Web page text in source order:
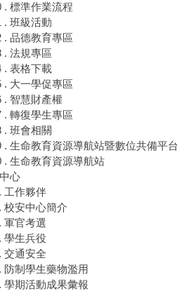
. 標準作業流程
. 班級活動
. 品德教育專區
. 法規專區
. 表格下載
. 大一學促專區
. 智慧財產權
. 轉復學生專區
. 班會相關
. 生命教育資源導航站暨數位共備平台
. 生命教育資源導航站
心
工作夥伴
校安中心簡介
軍官考選
學生兵役
交通安全
防制學生藥物濫用
學期活動成果彙報